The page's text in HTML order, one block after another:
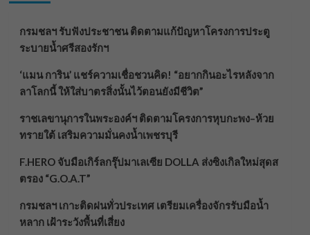
กรมชลฯ รับฟังประชาชน ติดตามแก้ปัญหาโครงการประตู
ระบายน้ำศรีสองรักฯ
‘แมน การิน’ แชร์ความเชื่อชวนคิด! “อยากกินอะไรหลังจาก
ลาโลกนี้ ให้ใส่บาตรสิ่งนั้นไว้ตอนยังมีชีวิต”
ราชเลขานุการในพระองค์ฯ ติดตามโครงการหุบกะพง–ห้วย
ทรายใต้ เสริมความมั่นคงน้ำเพชรบุรี
F.HERO จับมือเกิร์ลกรุ๊ปมาเลเซีย DOLLA ส่งซิงเกิลใหม่สุดส
ตรอง “G.O.A.T”
กรมชลฯ เกาะติดฝนทั่วประเทศ เตรียมเครื่องจักรรับมือน้ำ
หลาก เฝ้าระวังพื้นที่เสี่ยง